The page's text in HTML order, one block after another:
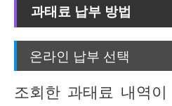
과태료 납부 방법
온라인 납부 선택
조회한 과태료 내역